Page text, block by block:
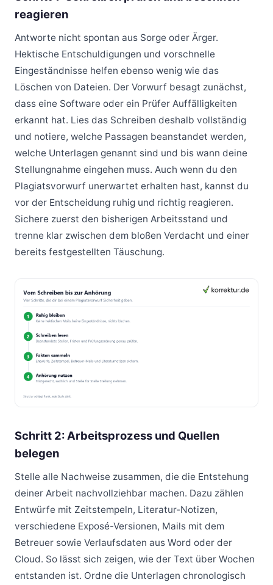
reagieren
Antworte nicht spontan aus Sorge oder Ärger.
Hektische Entschuldigungen und vorschnelle
Eingeständnisse helfen ebenso wenig wie das
Löschen von Dateien. Der Vorwurf besagt zunächst,
dass eine Software oder ein Prüfer Auffälligkeiten
erkannt hat. Lies das Schreiben deshalb vollständig
und notiere, welche Passagen beanstandet werden,
welche Unterlagen genannt sind und bis wann deine
Stellungnahme eingehen muss. Auch wenn du den
Plagiatsvorwurf unerwartet erhalten hast, kannst du
vor der Entscheidung ruhig und richtig reagieren.
Sichere zuerst den bisherigen Arbeitsstand und
trenne klar zwischen dem bloßen Verdacht und einer
bereits festgestellten Täuschung.
Schritt 2: Arbeitsprozess und Quellen
belegen
Stelle alle Nachweise zusammen, die die Entstehung
deiner Arbeit nachvollziehbar machen. Dazu zählen
Entwürfe mit Zeitstempeln, Literatur-Notizen,
verschiedene Exposé-Versionen, Mails mit dem
Betreuer sowie Verlaufsdaten aus Word oder der
Cloud. So lässt sich zeigen, wie der Text über Wochen
entstanden ist. Ordne die Unterlagen chronologisch